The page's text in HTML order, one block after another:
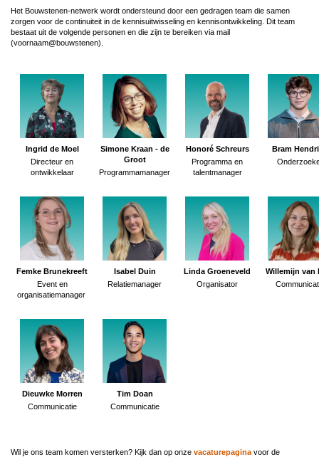
Het Bouwstenen-netwerk wordt ondersteund door een gedragen team die samen
zorgen voor de continuiteit in de kennisuitwisseling en kennisontwikkeling. Dit team
bestaat uit de volgende personen en die zijn te bereiken via mail
(voornaam@bouwstenen).
Ingrid de Moel
Directeur en
ontwikkelaar
Simone Kraan - de
Groot
Programmamanager
Honoré Schreurs
Programma en
talentmanager
Bram
Femke Brunekreeft
Event en
organisatiemanager
Isabel Duin
Relatiemanager
Linda Groeneveld
Organisator
Willemijn van
Dieuwke Morren
Communicatie
Tim Doan
Communicatie
Wil je ons team komen versterken? Kijk dan op onze vacaturepagina voor de